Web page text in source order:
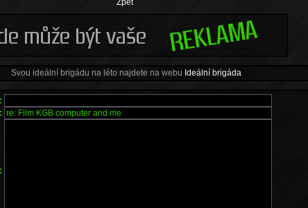
Svou ideální brigádu na léto najdete na webu Ideální brigáda